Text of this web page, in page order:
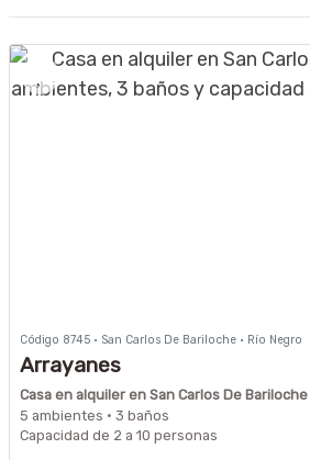
Código 8745 · San Carlos De Bariloche · Río Negro
Arrayanes
Casa en alquiler en San Carlos De Bariloche
5 ambientes · 3 baños
Capacidad de 2 a 10 personas